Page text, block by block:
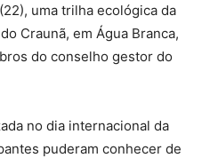
uma trilha ecológica da
Craunã, em Água Branca,
do conselho gestor do
no dia internacional da
puderam conhecer de